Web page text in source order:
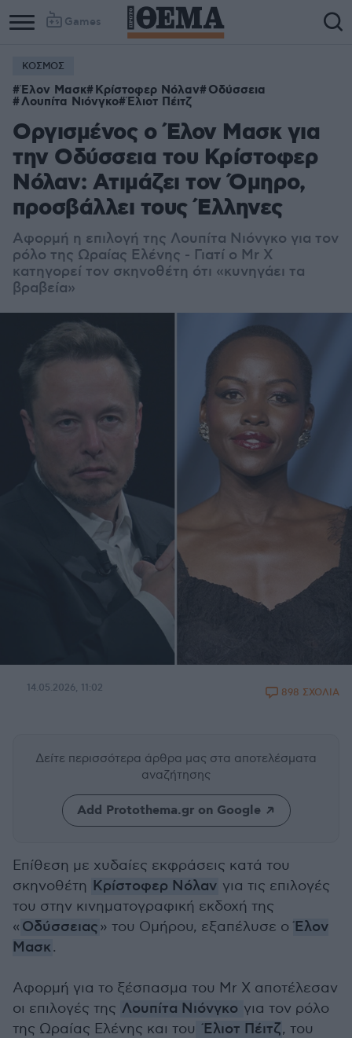
Games
ΚΟΣΜΟΣ
Έλον Μασκ Κρίστοφερ Νόλαν Οδύσσεια
Λουπίτα Νιόνγκο Έλιοτ Πέιτζ
Οργισμένος ο Έλον Μασκ για
την Οδύσσεια του Κρίστοφερ
Νόλαν: Ατιμάζει τον Όμηρο,
προσβάλλει τους Έλληνες
Αφορμή η επιλογή της Λουπίτα Νιόνγκο για τον
ρόλο της Ωραίας Ελένης - Γιατί ο Mr X
κατηγορεί τον σκηνοθέτη ότι «κυνηγάει τα
βραβεία»
14.05.2026, 11:02 898 ΣΧΟΛΙΑ
Δείτε περισσότερα άρθρα μας στα αποτελέσματα
αναζήτησης
Add Protothema.gr on Google
Επίθεση με χυδαίες εκφράσεις κατά του
σκηνοθέτη Κρίστοφερ Νόλαν για τις επιλογές
του στην κινηματογραφική εκδοχή της
« Οδύσσειας» του Ομήρου, εξαπέλυσε οΈλον
Μασκ.
Αφορμή για το ξέσπασμα του Mr Χ αποτέλεσαν
οι επιλογές της Λουπίτα Νιόνγκο για τον ρόλο
της Ωραίας Ελένης και του Έλιοτ Πέιτζ, του